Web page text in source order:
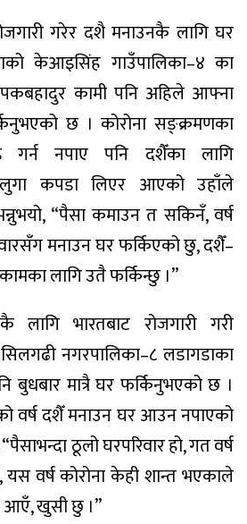
गरेर दशै मनाउनकै लागि घर
केआइसिंह गाउँपालिका–४ का
कामी पनि अहिले आफ्ना
छ । कोरोना सङ्क्रमणका
नपाए पनि दशैँका लागि
लुगा कपडा लिएर आएको उहाँले
“पैसा कमाउन त सकिनँ, वर्ष
मनाउन घर फर्किएको छु, दशैँ–
लागि उतै फर्किन्छु ।”
भारतबाट रोजगारी गरी
नगरपालिका–८ लडागडाका
बुधबार मात्रै घर फर्किनुभएको छ ।
वर्ष दशैँ मनाउन घर आउन नपाएको
ठूलो घरपरिवार हो, गत वर्ष
वर्ष कोरोना केही शान्त भएकाले
आएँ, खुसी छु ।”